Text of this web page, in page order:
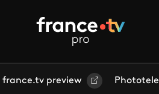
france.tv preview Phototele